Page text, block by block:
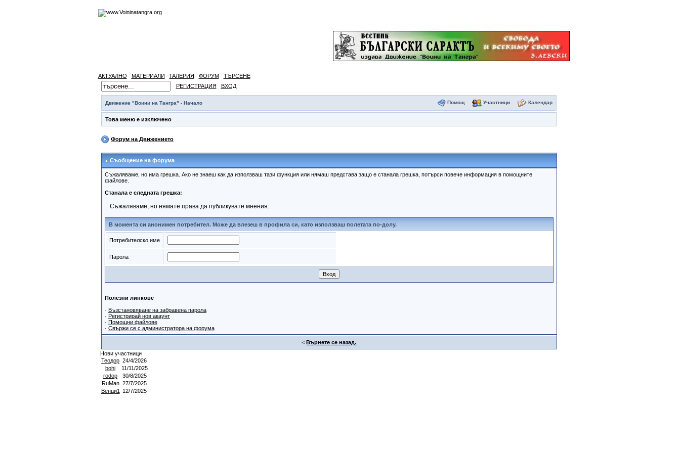
АКТУАЛНО МАТЕРИАЛИ ГАЛЕРИЯ ФОРУМ
ТЪРСЕНЕ
РЕГИСТРАЦИЯ
ВХОД
Движение "Воини на Тангра" - Начало Помощ Участници Календар
Това меню е изключено
Форум на Движението
Съобщение на форума
Съжаляваме, но има грешка. Ако не знаеш как да използваш тази функция или нямаш представа защо е станала грешка, потърси повече информация в помощните
файлове.
Станала е следната грешка:
Съжаляваме, но нямате права да публикувате мнения.
В момента си анонимен потребител. Може да влезеш в профила си, като използваш полетата по-долу.
Потребителско име
Парола
Полезни линкове
·Възстановяване на забравена парола
·Регистрирай нов акаунт
·Помощни файлове
·Свържи се с администратора на форума
<Върнете се назад.
Нови участници
Теодор 24/4/2026
bohi
11/11/2025
rodop
30/8/2025
RuMan 27/7/2025
Венци1
12/7/2025